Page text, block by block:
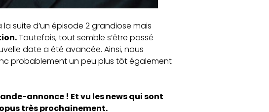
suite d’un épisode 2 grandiose mais
Toutefois, tout semble s’être passé
date a été avancée. Ainsi, nous
probablement un peu plus tôt également
annonce ! Et vu les news qui sont
très prochainement.